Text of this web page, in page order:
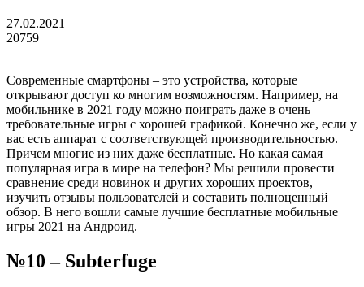
27.02.2021
20759
Современные смартфоны – это устройства, которые
открывают доступ ко многим возможностям. Например, на
мобильнике в 2021 году можно поиграть даже в очень
требовательные игры с хорошей графикой. Конечно же, если у
вас есть аппарат с соответствующей производительностью.
Причем многие из них даже бесплатные. Но какая самая
популярная игра в мире на телефон? Мы решили провести
сравнение среди новинок и других хороших проектов,
изучить отзывы пользователей и составить полноценный
обзор. В него вошли самые лучшие бесплатные мобильные
игры 2021 на Андроид.
№10 – Subterfuge